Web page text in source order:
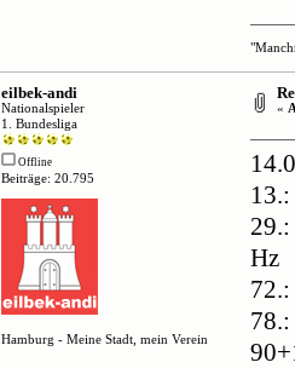
eilbek-andi
Nationalspieler
1. Bundesliga
Offline
Beiträge: 20.795
Hamburg - Meine Stadt, mein Verein
«
Hz